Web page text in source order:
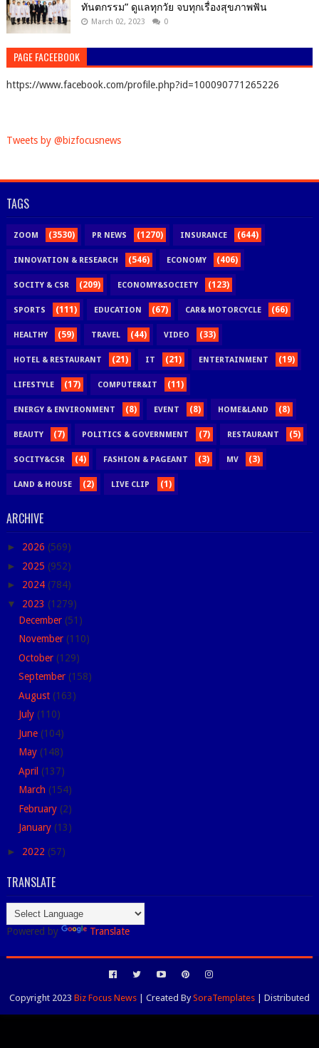
ทันตกรรม” ดูแลทุกวัย จบทุกเรื่องสุขภาพฟัน
March 02, 2023 0
PAGE FACEEBOOK
https://www.facebook.com/profile.php?id=100090771265226
Tweets by @bizfocusnews
TAGS
ZOOM (3530) PR NEWS (1270) INSURANCE (644)
INNOVATION & RESEARCH (546) ECONOMY (406)
SOCITY & CSR (209) ECONOMY&SOCIETY (123)
SPORTS (111) EDUCATION (67) CAR& MOTORCYCLE (66)
HEALTHY (59) TRAVEL (44) VIDEO (33)
HOTEL & RESTAURANT (21) IT (21) ENTERTAINMENT (19)
LIFESTYLE (17) COMPUTER&IT (11)
ENERGY & ENVIRONMENT (8) EVENT (8) HOME&LAND (8)
BEAUTY (7) POLITICS & GOVERNMENT (7) RESTAURANT (5)
SOCITY&CSR (4) FASHION & PAGEANT (3) MV (3)
LAND & HOUSE (2) LIVE CLIP (1)
ARCHIVE
► 2026 (569)
► 2025 (952)
► 2024 (784)
▼ 2023 (1279)
December (51)
November (110)
October (129)
September (158)
August (163)
July (110)
June (104)
May (148)
April (137)
March (154)
February (2)
January (13)
► 2022 (57)
TRANSLATE
Powered by Translate
Copyright 2023 Biz Focus News| Created BySoraTemplates| Distributed